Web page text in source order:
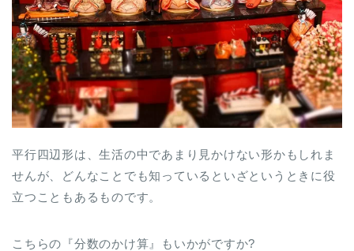
平行四辺形は、生活の中であまり見かけない形かもしれま
せんが、どんなことでも知っているといざというときに役
立つこともあるものです。
こちらの『分数のかけ算』もいかがですか?